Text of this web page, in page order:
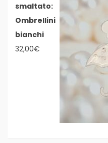
smaltato:
Ombrellini
bianchi
32,00€